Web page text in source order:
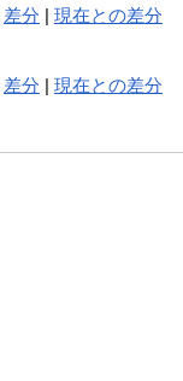
差分 |現在との差分
差分 |現在との差分